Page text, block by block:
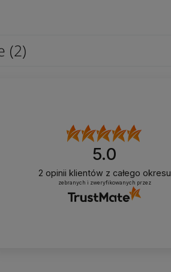
(2)
5.0
2 opinii klientów z całego okresu
zebranych i zweryfikowanych przez